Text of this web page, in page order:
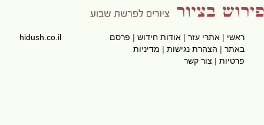
ראשי|אתרי עזר|אודות חידוש|פרסם
באתר|הצהרת נגישות|מדיניות
פרטיות|צור קשר
hidush.co.il